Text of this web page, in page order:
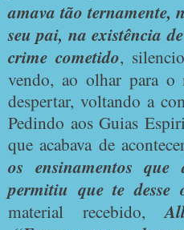
amava tão ternamente,
seu pai, na existência
crime cometido,
vendo, ao olhar para o
despertar, voltando a
Pedindo aos Guias
que acabava de
os ensinamentos que
permitiu que te desse
material recebido,